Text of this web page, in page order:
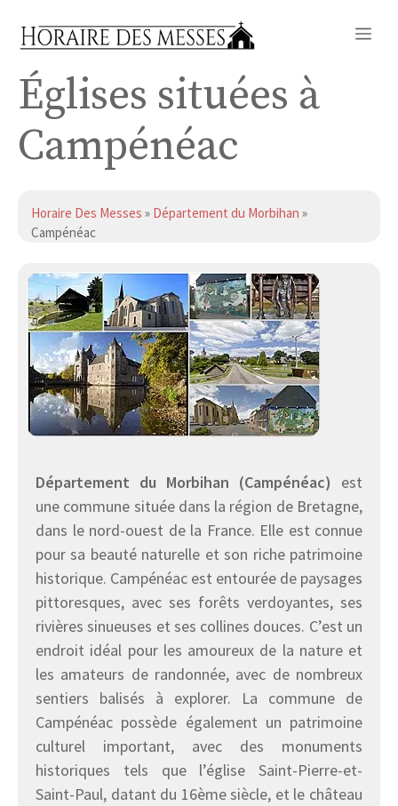
Églises situées à
Campénéac
Horaire Des Messes » Département du Morbihan »
Campénéac
Département du Morbihan (Campénéac) est
une commune située dans la région de Bretagne,
dans le nord-ouest de la France. Elle est connue
pour sa beauté naturelle et son riche patrimoine
historique. Campénéac est entourée de paysages
pittoresques, avec ses forêts verdoyantes, ses
rivières sinueuses et ses collines douces. C’est un
endroit idéal pour les amoureux de la nature et
les amateurs de randonnée, avec de nombreux
sentiers balisés à explorer. La commune de
Campénéac possède également un patrimoine
culturel important, avec des monuments
historiques tels que l’église Saint-Pierre-et-
Saint-Paul, datant du 16ème siècle, et le château